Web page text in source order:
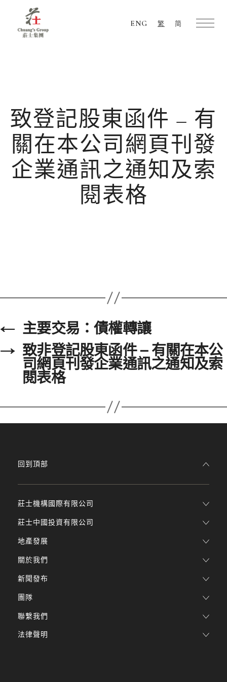
ENG 繁 简
致登記股東函件 – 有
關在本公司網頁刊發
企業通訊之通知及索
閱表格
← 主要交易：債權轉讓
→ 致非登記股東函件 – 有關在本公
司網頁刊發企業通訊之通知及索
閱表格
莊士機構國際有限公司
莊士中國投資有限公司
地產發展
關於我們
新聞發布
團隊
回到頂部
聯繫我們
法律聲明